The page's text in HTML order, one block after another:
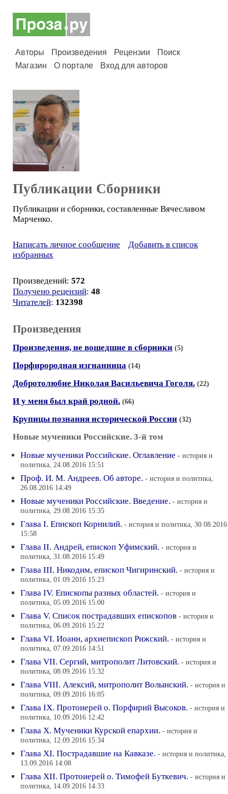
Авторы Произведения Рецензии
Поиск
Магазин
О портале Вход для авторов
Публикации Сборники
Публикации и сборники, составленные Вячеславом
Марченко.
Написать личное сообщение
Добавить в список
избранных
Произведений: 572
Получено рецензий: 48
Читателей: 132398
Произведения
Произведения, не вошедшие в сборники (5)
Порфирородная изгнанница (14)
Добротолюбие Николая Васильевича Гоголя. (22)
И у меня был край родной. (66)
Крупицы познания исторической России (32)
Новые мученики Российские. 3-й том
Новые мученики Российские. Оглавление - история и
политика, 24.08.2016 15:51
Проф. И. М. Андреев. Об авторе. - история и политика,
26.08.2016 14:49
Новые мученики Российские. Введение. - история и
политика, 29.08.2016 15:35
Глава I. Епископ Корнилий. - история и политика, 30.08.2016
15:58
Глава II. Андрей, епископ Уфимский. - история и
политика, 31.08.2016 15:49
Глава III. Никодим, епископ Чигиринский. - история и
политика, 01.09.2016 15:23
Глава IV. Епископы разных областей. - история и
политика, 05.09.2016 15:00
Глава V. Список пострадавших епископов - история и
политика, 06.09.2016 15:22
Глава VI. Иоанн, архиепископ Рижский. - история и
политика, 07.09.2016 14:51
Глава VII. Сергий, митрополит Литовский. - история и
политика, 08.09.2016 15:32
Глава VIII. Алексий, митрополит Волынский. - история и
политика, 09.09.2016 16:05
Глава IX. Протоиерей о. Порфирий Высоков. - история и
политика, 10.09.2016 12:42
Глава X. Мученики Курской епархии. - история и
политика, 12.09.2016 15:34
Глава XI. Пострадавшие на Кавказе. - история и политика,
13.09.2016 14:08
Глава XII. Протоиерей о. Тимофей Буткевич. - история и
политика, 14.09.2016 14:33